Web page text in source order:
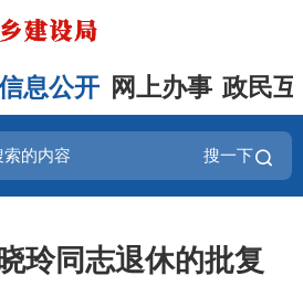
息公开 网上办事 政民
搜一下
玲同志退休的批复